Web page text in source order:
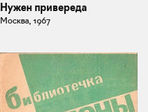
Нужен привереда
Москва, 1967